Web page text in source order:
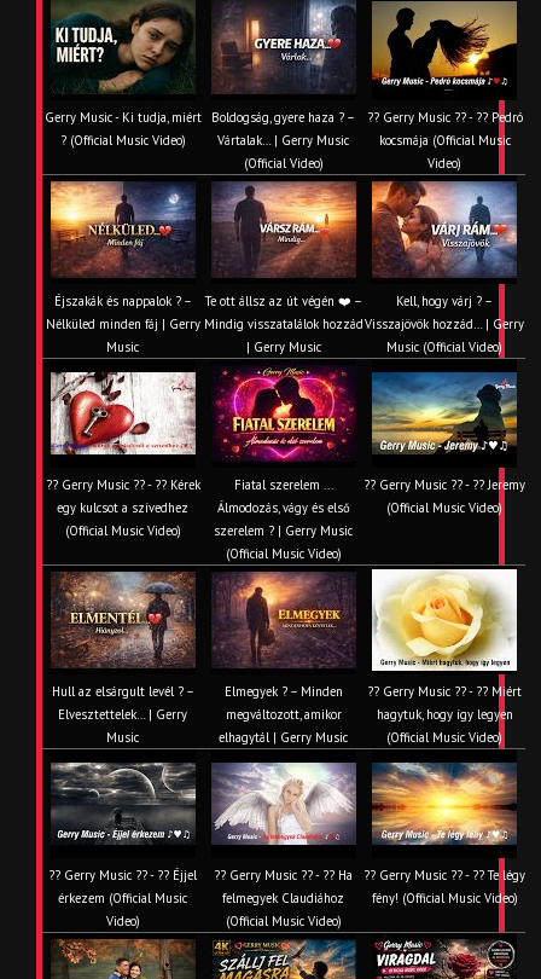
Gerry Music - Ki tudja, miért
? (Official Music Video)
Boldogság, gyere haza ? –
Vártalak… | Gerry Music
(Official Video)
?? Gerry Music ?? - ?? Pedró
kocsmája (Official Music
Video)
Éjszakák és nappalok ? –
Nélküled minden fáj | Gerry
Music
Te ott állsz az út végén ❤️ –
Mindig visszatalálok hozzád
| Gerry Music
Kell, hogy várj ? –
Visszajövök hozzád… | Gerry
Music (Official Video)
?? Gerry Music ?? - ?? Kérek
egy kulcsot a szívedhez
(Official Music Video)
Fiatal szerelem ...
Álmodozás, vágy és első
szerelem ? | Gerry Music
(Official Music Video)
?? Gerry Music ?? - ?? Jeremy
(Official Music Video)
Hull az elsárgult levél ? –
Elvesztettelek… | Gerry
Music
Elmegyek ? – Minden
megváltozott, amikor
elhagytál | Gerry Music
?? Gerry Music ?? - ?? Miért
hagytuk, hogy így legyen
(Official Music Video)
?? Gerry Music ?? - ?? Éjjel
érkezem (Official Music
Video)
?? Gerry Music ?? - ?? Ha
felmegyek Claudiához
(Official Music Video)
?? Gerry Music ?? - ?? Te légy
fény! (Official Music Video)